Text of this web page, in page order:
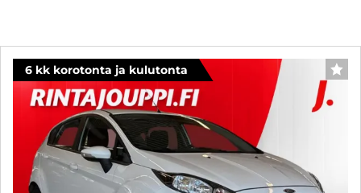
6 kk korotonta ja kulutonta